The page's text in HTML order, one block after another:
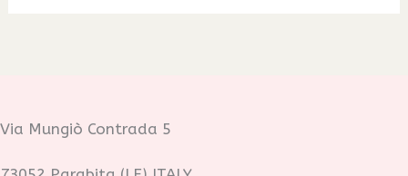
Via Mungiò Contrada 5